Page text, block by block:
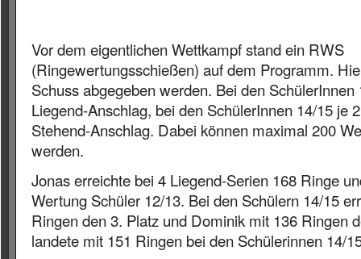
Vor dem eigentlichen Wettkampf stand ein RWS
(Ringewertungsschießen) auf dem Programm.
Schuss abgegeben werden. Bei den
Liegend-Anschlag, bei den SchülerInnen 14/15 je
Stehend-Anschlag. Dabei können maximal 200
werden.
Jonas erreichte bei 4 Liegend-Serien 168 Ringe
Wertung Schüler 12/13. Bei den Schülern 14/15
Ringen den 3. Platz und Dominik mit 136 Ringen
landete mit 151 Ringen bei den Schülerinnen 14/